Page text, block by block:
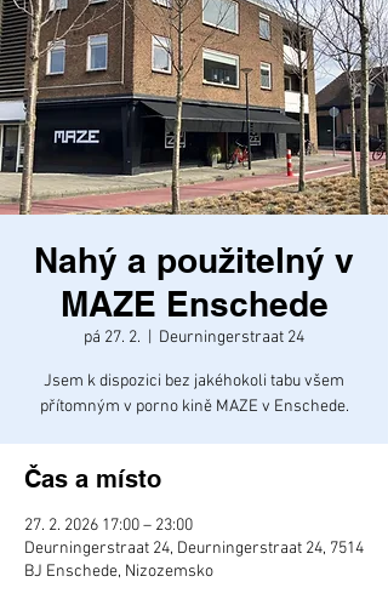
Nahý a použitelný v
MAZE Enschede
pá 27. 2. Deurningerstraat 24
Jsem k dispozici bez jakéhokoli tabu všem
přítomným v porno kině MAZE v Enschede.
Čas a místo
27. 2. 2026 17:00 – 23:00
Deurningerstraat 24, Deurningerstraat 24, 7514
BJ Enschede, Nizozemsko